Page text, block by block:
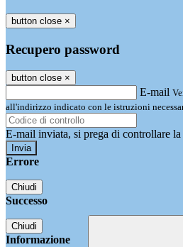
button close ×
Recupero password
button close ×
E-mail
all'indirizzo indicato con le istruzioni
E-mail inviata, si prega di controllare
Errore
Chiudi
Successo
Chiudi
Informazione